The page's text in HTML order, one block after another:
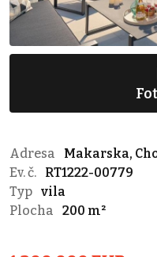
Adresa
Makarska,
Ev. č.
RT1222-00779
Typ vila
Plocha
200 m²